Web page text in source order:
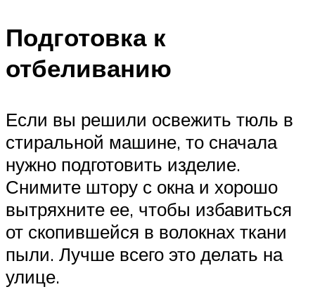
Подготовка к
отбеливанию
Если вы решили освежить тюль в
стиральной машине, то сначала
нужно подготовить изделие.
Снимите штору с окна и хорошо
вытряхните ее, чтобы избавиться
от скопившейся в волокнах ткани
пыли. Лучше всего это делать на
улице.